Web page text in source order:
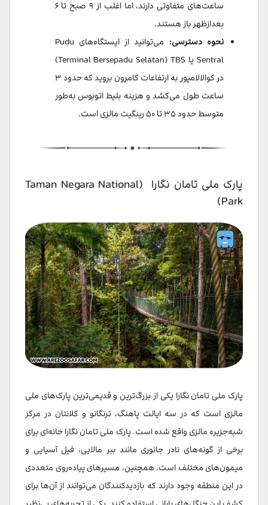
ساعت‌های متفاوتی دارند، اما اغلب از ۹ صبح تا ۶
بعدازظهر باز هستند.
نحوه دسترسی:
می‌توانید از ایستگاه‌های Pudu
Sentral یا Terminal Bersepadu Selatan) TBS)
در کوالالامپور به ارتفاعات کامرون بروید که حدود ۳
ساعت طول می‌کشد و هزینه بلیط اتوبوس به‌طور
متوسط حدود ۳۵ تا ۵۰ رینگیت مالزی است.
پارک ملی تامان نگارا (Taman Negara National
Park)
پارک ملی تامان نگارا یکی از بزرگ‌ترین و قدیمی‌ترین پارک‌های ملی
مالزی است که در سه ایالت پاهنگ، ترنگانو و کلانتان در مرکز
شبه‌جزیره مالزی واقع شده است. پارک ملی تامان نگارا خانه‌ای برای
برخی از گونه‌های نادر جانوری مانند ببر مالایی، فیل آسیایی و
میمون‌های مختلف است. همچنین، مسیرهای پیاده‌روی متعددی
در این منطقه وجود دارند که بازدیدکنندگان می‌توانند از آن‌ها برای